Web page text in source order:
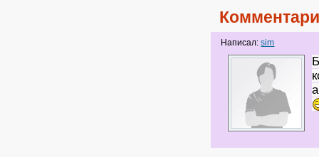
Написал:sim